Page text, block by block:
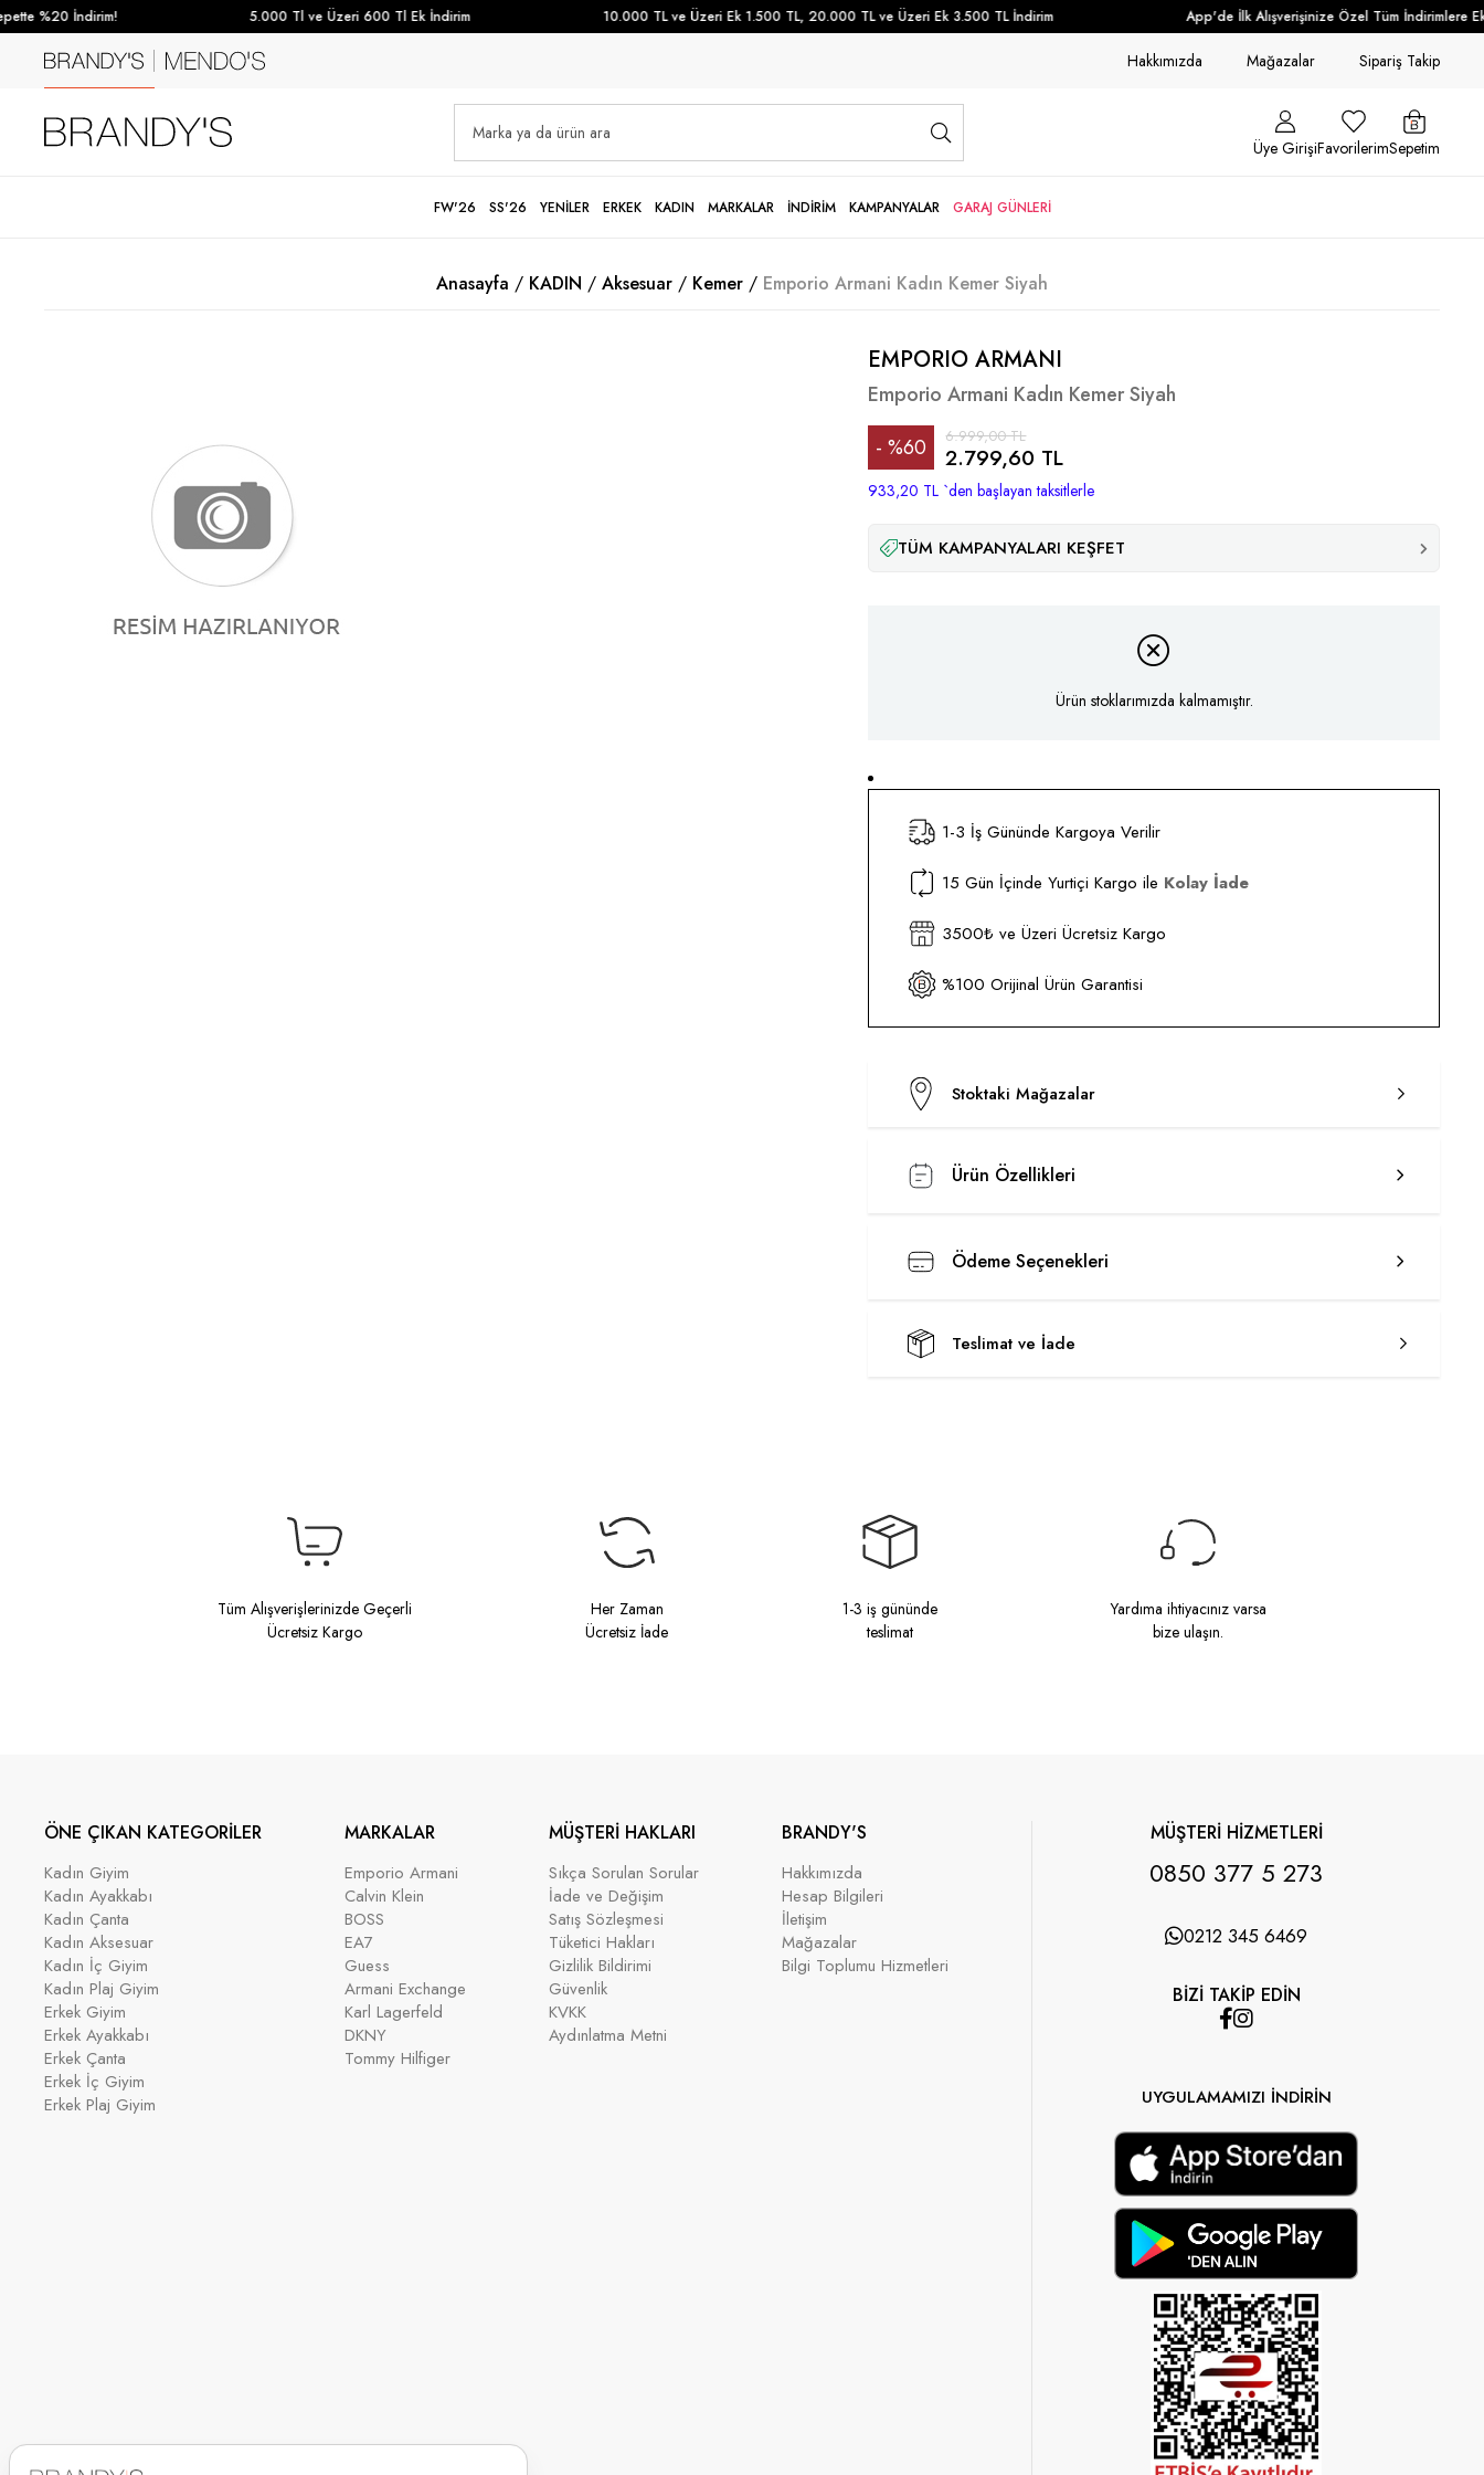
%20 İndirim! 5.000 Tl ve Üzeri 600 Tl Ek İndirim 10.000 TL ve Üzeri Ek 1.500 TL, 20.000 TL ve Üzeri Ek 3.500 TL İndirim App'de İlk Alışverişinize Özel Tüm İndirimlere Ek
Hakkımızda Mağazalar Sipariş Takip
Üye GirişiFavorilerimSepetim
FW'26 SS'26 YENİLER ERKEK KADIN MARKALAR İNDİRİM KAMPANYALAR GARAJ GÜNLERİ
Anasayfa KADIN Aksesuar Kemer Emporio Armani Kadın Kemer Siyah
EMPORIO ARMANI
Emporio Armani Kadın Kemer Siyah
%60
İndirim
6.999,00 TL
2.799,60 TL
933,20 TL `den başlayan taksitlerle
TÜM KAMPANYALARI KEŞFET
Ürün stoklarımızda kalmamıştır.
1-3 İş Gününde Kargoya Verilir
15 Gün İçinde Yurtiçi Kargo ile Kolay İade
3500₺ ve Üzeri Ücretsiz Kargo
%100 Orijinal Ürün Garantisi
Stoktaki Mağazalar
Ürün Özellikleri
Ödeme Seçenekleri
Teslimat ve İade
Tüm Alışverişlerinizde Geçerli
Ücretsiz Kargo
Her Zaman
Ücretsiz İade
1-3 iş gününde
teslimat
Yardıma ihtiyacınız varsa
bize ulaşın.
ÖNE ÇIKAN KATEGORİLER
Kadın Giyim
Kadın Ayakkabı
Kadın Çanta
Kadın Aksesuar
Kadın İç Giyim
Kadın Plaj Giyim
Erkek Giyim
Erkek Ayakkabı
Erkek Çanta
Erkek İç Giyim
Erkek Plaj Giyim
MARKALAR
Emporio Armani
Calvin Klein
BOSS
EA7
Guess
Armani Exchange
Karl Lagerfeld
DKNY
Tommy Hilfiger
MÜŞTERİ HAKLARI
Sıkça Sorulan Sorular
İade ve Değişim
Satış Sözleşmesi
Tüketici Hakları
Gizlilik Bildirimi
Güvenlik
KVKK
Aydınlatma Metni
BRANDY'S
Hakkımızda
Hesap Bilgileri
İletişim
Mağazalar
Bilgi Toplumu Hizmetleri
MÜŞTERİ HİZMETLERİ
0850 377 5 273
0212 345 6469
BİZİ TAKİP EDİN
UYGULAMAMIZI İNDİRİN